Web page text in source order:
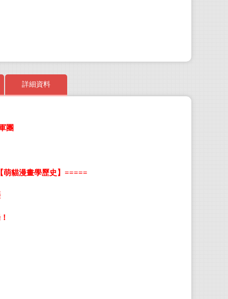
詳細資料
團
貓漫畫學歷史】 =====